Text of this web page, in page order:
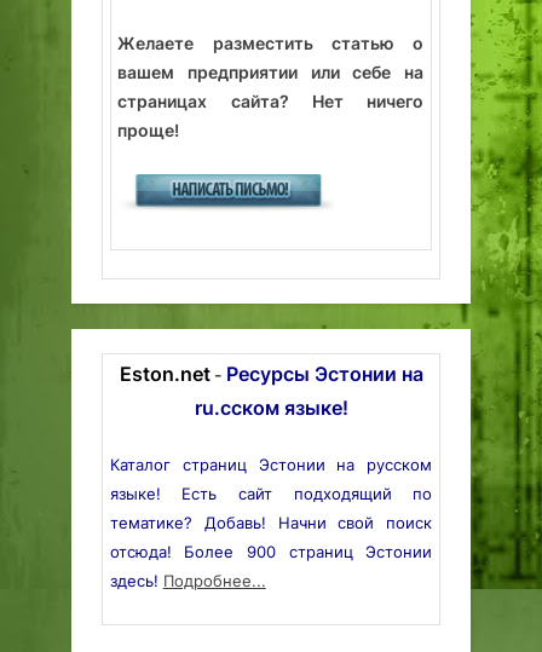
Желаете разместить статью о
вашем предприятии или себе на
страницах сайта? Нет ничего
проще!
Eston.net- Ресурсы Эстонии на
ru.сском языке!
Каталог страниц Эстонии на русском
языке! Есть сайт подходящий по
тематике? Добавь! Начни свой поиск
отсюда! Более 900 страниц Эстонии
здесь! Подробнее...